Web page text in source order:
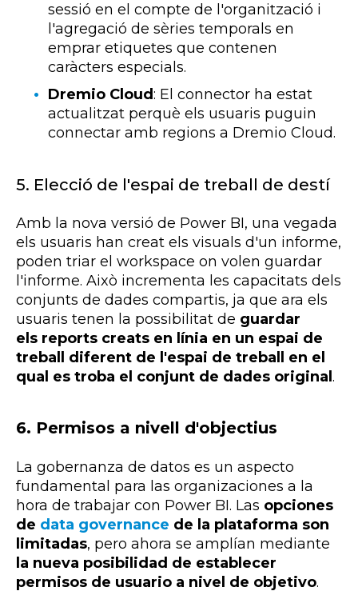
sessió en el compte de l'organització i
l'agregació de sèries temporals en
emprar etiquetes que contenen
caràcters especials.
Dremio Cloud: El connector ha estat
actualitzat perquè els usuaris puguin
connectar amb regions a Dremio Cloud.
5. Elecció de l'espai de treball de destí
Amb la nova versió de Power BI, una vegada
els usuaris han creat els visuals d'un informe,
poden triar el workspace on volen guardar
l'informe. Això incrementa les capacitats dels
conjunts de dades compartis, ja que ara els
usuaris tenen la possibilitat de guardar
els reports creats en línia en un espai de
treball diferent de l'espai de treball en el
qual es troba el conjunt de dades original .
6. Permisos a nivell d'objectius
La gobernanza de datos es un aspecto
fundamental para las organizaciones a la
hora de trabajar con Power BI. Las opciones
de data governance de la plataforma son
limitadas, pero ahora se amplían mediante
la nueva posibilidad de establecer
permisos de usuario a nivel de objetivo.